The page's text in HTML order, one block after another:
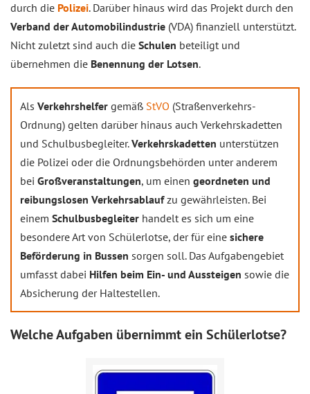
durch die Polizei. Darüber hinaus wird das Projekt durch den
Verband der Automobilindustrie (VDA) finanziell unterstützt.
Nicht zuletzt sind auch die Schulen beteiligt und
übernehmen die Benennung der Lotsen.
Als Verkehrshelfer gemäß StVO (Straßenverkehrs-
Ordnung) gelten darüber hinaus auch Verkehrskadetten
und Schulbusbegleiter.Verkehrskadetten unterstützen
die Polizei oder die Ordnungsbehörden unter anderem
bei Großveranstaltungen, um einen geordneten und
reibungslosen Verkehrsablaufzu gewährleisten. Bei
einem Schulbusbegleiter handelt es sich um eine
besondere Art von Schülerlotse, der für eine sichere
Beförderung in Bussen sorgen soll. Das Aufgabengebiet
umfasst dabei Hilfen beim Ein- und Aussteigen sowie die
Absicherung der Haltestellen.
Welche Aufgaben übernimmt ein Schülerlotse?